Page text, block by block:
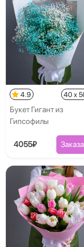
4.9 40 x
Букет Гигант из
Гипсофилы
4055₽